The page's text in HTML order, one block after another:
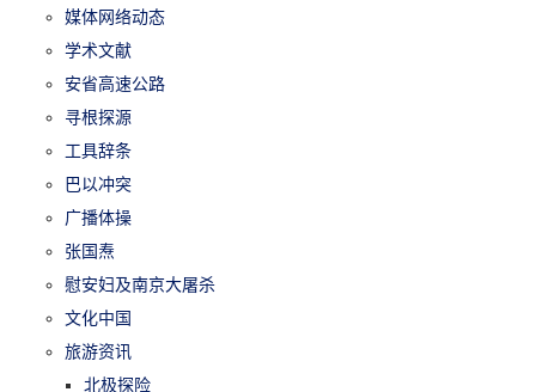
媒体网络动态
学术文献
安省高速公路
寻根探源
工具辞条
巴以冲突
广播体操
张国焘
慰安妇及南京大屠杀
文化中国
旅游资讯
北极探险